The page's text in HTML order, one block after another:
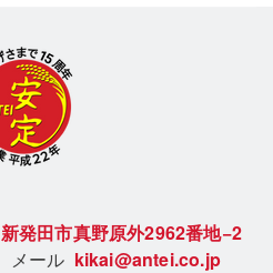
新発田市真野原外2962番地−2
メール kikai@antei.co.jp